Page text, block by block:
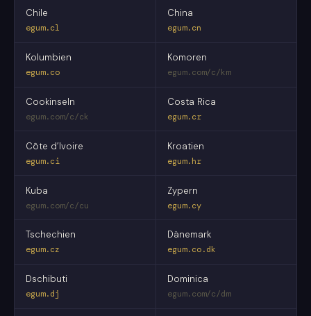
Chile
egum.cl
China
egum.cn
Kolumbien
egum.co
Komoren
egum.com/c/km
Cookinseln
egum.com/c/ck
Costa Rica
egum.cr
Côte d’Ivoire
egum.ci
Kroatien
egum.hr
Kuba
egum.com/c/cu
Zypern
egum.cy
Tschechien
egum.cz
Dänemark
egum.co.dk
Dschibuti
egum.dj
Dominica
egum.com/c/dm